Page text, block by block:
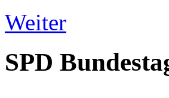
Weiter
SPD